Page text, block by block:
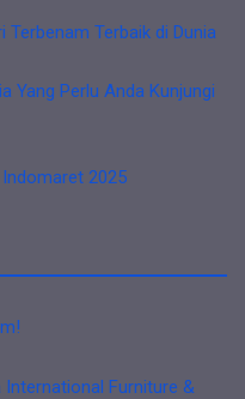
Terbaik di Dunia
Yang Perlu Anda Kunjungi
2025
International Furniture &